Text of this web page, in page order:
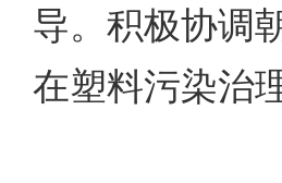
导。积极协调
在塑料污染治